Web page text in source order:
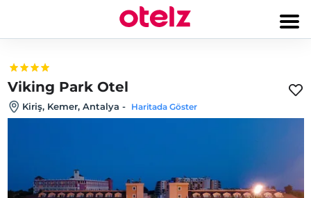
Viking Park Otel
Kiriş, Kemer, Antalya - Haritada Göster